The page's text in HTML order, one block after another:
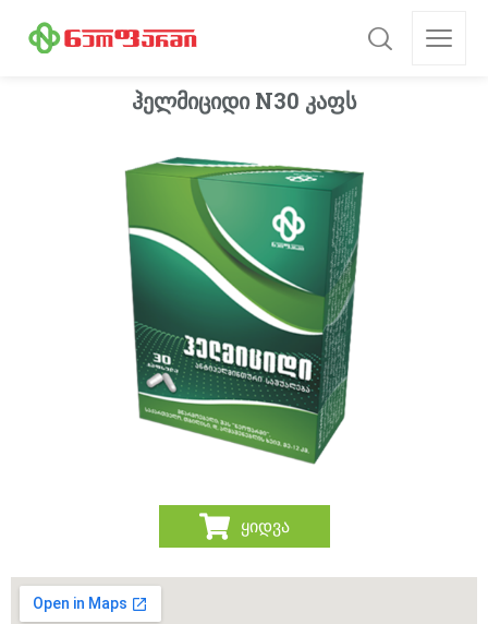
ჰელმიციდი N30 კაფს
ყიდვა